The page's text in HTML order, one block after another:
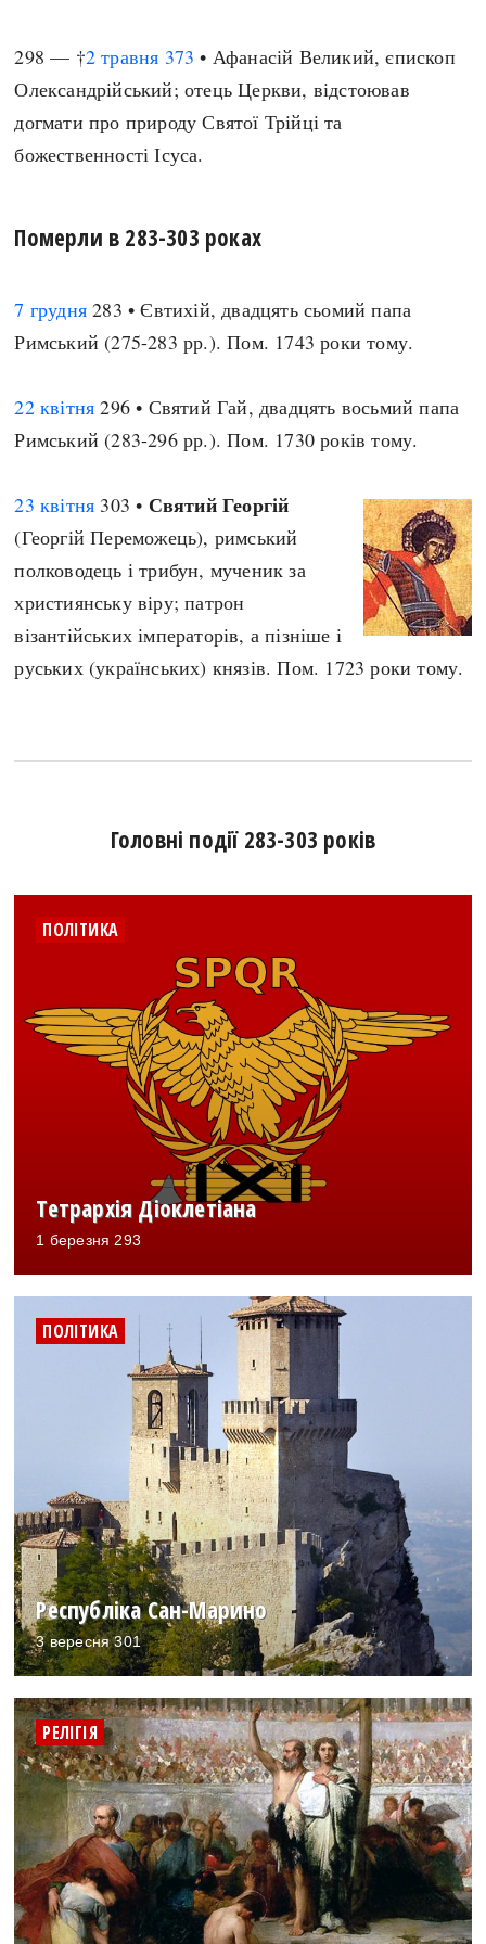
298 — †2 травня 373 • Афанасій Великий, єпископ
Олександрійський; отець Церкви, відстоював
догмати про природу Святої Трійці та
божественності Ісуса.
Померли в 283-303 роках
7 грудня 283 • Євтихій, двадцять сьомий папа
Римський (275-283 рр.). Пом. 1743 роки тому.
22 квітня 296 • Святий Гай, двадцять восьмий папа
Римський (283-296 рр.). Пом. 1730 років тому.
23 квітня 303 • Святий Георгій
(Георгій Переможець), римський
полководець і трибун, мученик за
християнську віру; патрон
візантійських імператорів, а пізніше і
руських (українських) князів. Пом. 1723 роки тому.
Головні події 283-303 років
ПОЛІТИКА
Тетрархія Діоклетіана
1 березня 293
ПОЛІТИКА
Республіка Сан-Марино
3 вересня 301
РЕЛІГІЯ